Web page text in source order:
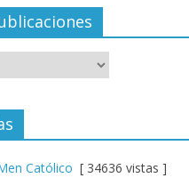
Católico [ 34636 vistas ]